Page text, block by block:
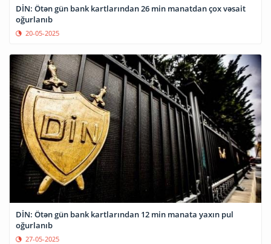
DİN: Ötən gün bank kartlarından 26 min manatdan çox vəsait
oğurlanıb
20-05-2025
DİN: Ötən gün bank kartlarından 12 min manata yaxın pul
oğurlanıb
27-05-2025